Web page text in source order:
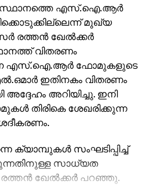
എസ്.ഐ.ആര്‍
മുഖ്യ
രത്തന്‍ ഖേല്‍ക്കര്‍
വിതരണം
എസ്.ഐ.ആര്‍ ഫോമുകളുടെ
ഇതിനകം വിതരണം
അറിയിച്ചു. ഇനി
തിരികെ ശേഖരിക്കുന്ന
ക്യാമ്പുകള്‍ സംഘടിപ്പിച്ച്
സാധ്യത
രത്തന്‍ ഖേല്‍ക്കര്‍ പറഞ്ഞു.